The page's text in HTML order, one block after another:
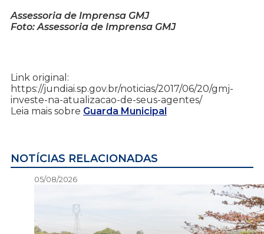
Assessoria de Imprensa GMJ
Foto: Assessoria de Imprensa GMJ
Link original:
https://jundiai.sp.gov.br/noticias/2017/06/20/gmj-
investe-na-atualizacao-de-seus-agentes/
Leia mais sobre Guarda Municipal
NOTÍCIAS RELACIONADAS
05/08/2026